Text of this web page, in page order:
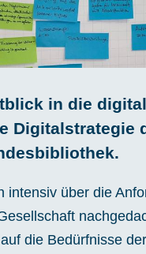
in die
Digitalstrategie
intensiv über die
die Bedürfnisse